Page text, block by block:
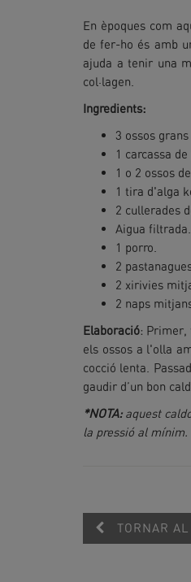
En èpoques com
de fer-ho és amb
ajuda a tenir una
col·lagen.
Ingredients:
3 ossos
1 carcassa
1 o 2 ossos
1 tira d'alga
2 cullerades
Aigua filtrada.
1 porro.
2
2 xirivies
2 naps
Elaboració: Primer,
els ossos a l'olla
cocció lenta.
gaudir d’un bon
*NOTA:aquest
la pressió al mínim.
TORNAR